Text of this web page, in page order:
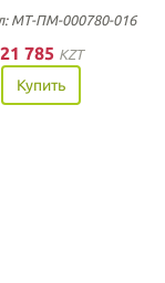
МТ-ПМ-000780-016
21 785 KZT
Купить